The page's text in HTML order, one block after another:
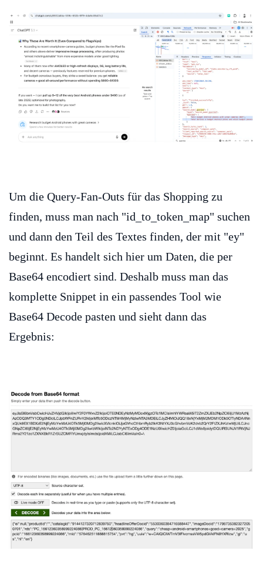
Um die Query-Fan-Outs für das Shopping zu
finden, muss man nach "id_to_token_map" suchen
und dann den Teil des Textes finden, der mit "ey"
beginnt. Es handelt sich hier um Daten, die per
Base64 encodiert sind. Deshalb muss man das
komplette Snippet in ein passendes Tool wie
Base64 Decode pasten und sieht dann das
Ergebnis: